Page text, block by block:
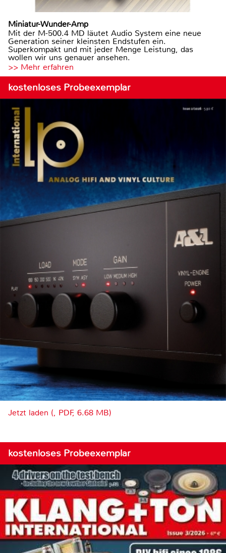
Miniatur-Wunder-Amp
Mit der M-500.4 MD läutet Audio System eine neue
Generation seiner kleinsten Endstufen ein.
Superkompakt und mit jeder Menge Leistung, das
wollen wir uns genauer ansehen.
>> Mehr erfahren
kostenloses Probeexemplar
Jetzt laden (, PDF, 6.68 MB)
kostenloses Probeexemplar